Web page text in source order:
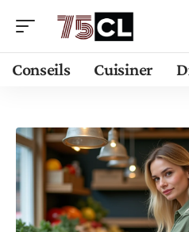
Conseils Cuisiner